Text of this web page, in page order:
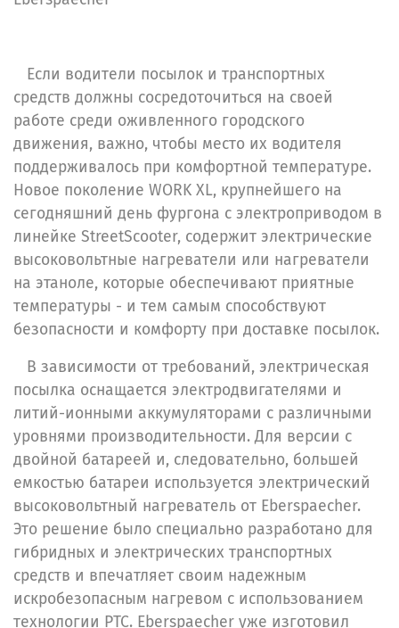
Если водители посылок и транспортных
средств должны сосредоточиться на своей
работе среди оживленного городского
движения, важно, чтобы место их водителя
поддерживалось при комфортной температуре.
Новое поколение WORK XL, крупнейшего на
сегодняшний день фургона с электроприводом в
линейке StreetScooter, содержит электрические
высоковольтные нагреватели или нагреватели
на этаноле, которые обеспечивают приятные
температуры - и тем самым способствуют
безопасности и комфорту при доставке посылок.
В зависимости от требований, электрическая
посылка оснащается электродвигателями и
литий-ионными аккумуляторами с различными
уровнями производительности. Для версии с
двойной батареей и, следовательно, большей
емкостью батареи используется электрический
высоковольтный нагреватель от Eberspaecher.
Это решение было специально разработано для
гибридных и электрических транспортных
средств и впечатляет своим надежным
искробезопасным нагревом с использованием
технологии PTC. Eberspaecher уже изготовил